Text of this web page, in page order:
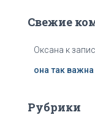
Свежие
Оксана к
она так
Рубрики